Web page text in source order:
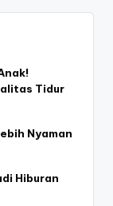
Tidur
Nyaman
Hiburan